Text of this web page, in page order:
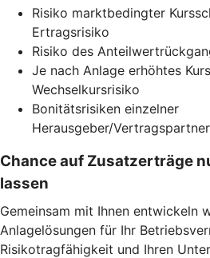
Risiko marktbedingter
Ertragsrisiko
Risiko des
Je nach Anlage erhöhtes
Wechselkursrisiko
Bonitätsrisiken einzelner
Herausgeber/
Chance auf Zusatzerträge
lassen
Gemeinsam mit Ihnen entwickeln
Anlagelösungen für Ihr
Risikotragfähigkeit und Ihren